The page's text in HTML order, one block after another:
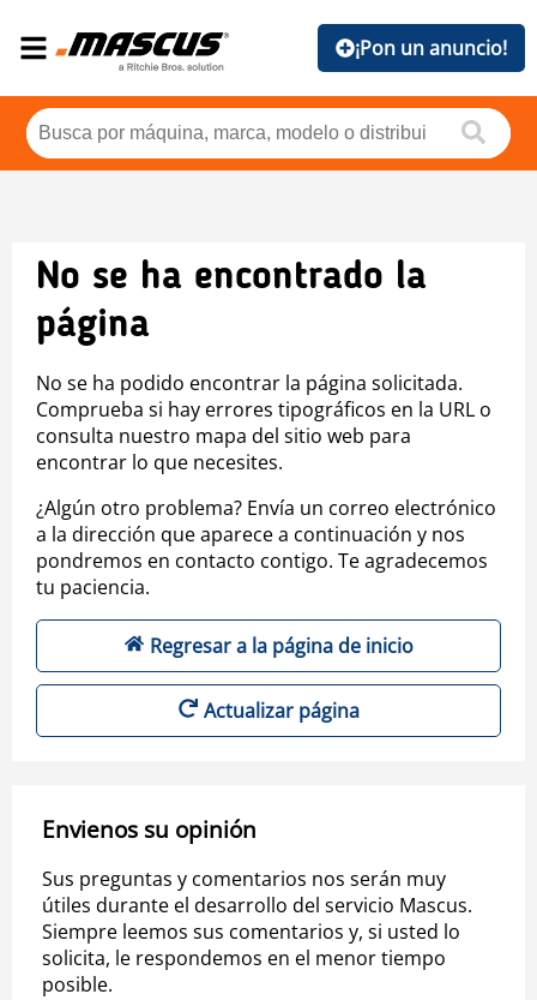
¡Pon un anuncio!
No se ha encontrado la
página
No se ha podido encontrar la página solicitada.
Comprueba si hay errores tipográficos en la URL o
consulta nuestro mapa del sitio web para
encontrar lo que necesites.
¿Algún otro problema? Envía un correo electrónico
a la dirección que aparece a continuación y nos
pondremos en contacto contigo. Te agradecemos
tu paciencia.
Regresar a la página de inicio
Actualizar página
Envienos su opinión
Sus preguntas y comentarios nos serán muy
útiles durante el desarrollo del servicio Mascus.
Siempre leemos sus comentarios y, si usted lo
solicita, le respondemos en el menor tiempo
posible.